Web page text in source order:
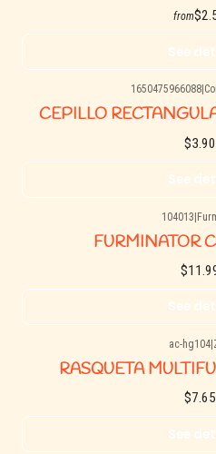
from
See
1650475966088
CEPILLO
See
104013|
FURMINATOR
See
ac-hg104|
RASQUETA
See